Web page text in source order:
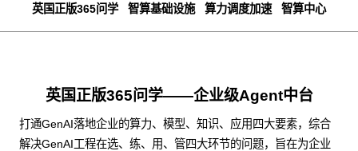
英国正版365问学 智算基础设施 算力调度加速 智算中心
英国正版365问学——企业级Agent中台
打通GenAI落地企业的算力、模型、知识、应用四大要素，综合
解决GenAI工程在选、练、用、管四大环节的问题，旨在为企业